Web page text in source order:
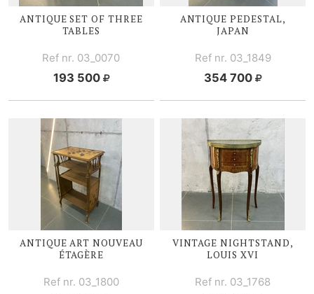
ANTIQUE SET OF THREE
TABLES
Ref nr. 03_0070
193 500
ANTIQUE PEDESTAL,
JAPAN
Ref nr. 03_1849
354 700
ANTIQUE ART NOUVEAU
ÉTAGÈRE
Ref nr. 03_1800
VINTAGE NIGHTSTAND,
LOUIS XVI
Ref nr. 03_1768